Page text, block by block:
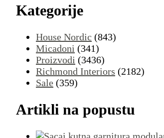
Kategorije
House Nordic (843)
Micadoni (341)
Proizvodi (3436)
Richmond Interiors (2182)
Sale (359)
Artikli na popustu